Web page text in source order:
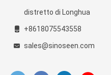
distretto di Longhua
+8618075543558
sales@sinoseen.com